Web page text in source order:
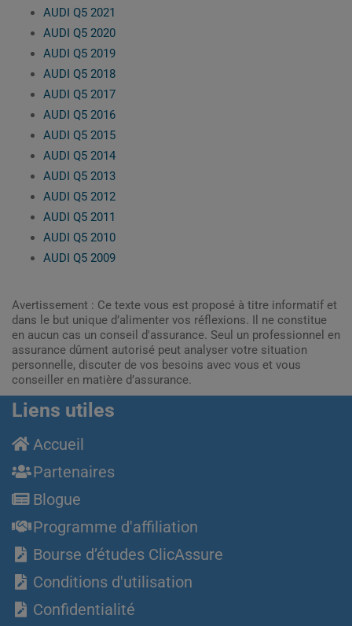
AUDI Q5 2021
AUDI Q5 2020
AUDI Q5 2019
AUDI Q5 2018
AUDI Q5 2017
AUDI Q5 2016
AUDI Q5 2015
AUDI Q5 2014
AUDI Q5 2013
AUDI Q5 2012
AUDI Q5 2011
AUDI Q5 2010
AUDI Q5 2009
Avertissement : Ce texte vous est proposé à titre informatif et
dans le but unique d’alimenter vos réflexions. Il ne constitue
en aucun cas un conseil d'assurance. Seul un professionnel en
assurance dûment autorisé peut analyser votre situation
personnelle, discuter de vos besoins avec vous et vous
conseiller en matière d’assurance.
Liens utiles
Accueil
Partenaires
Blogue
Programme d'affiliation
Bourse d’études ClicAssure
Conditions d'utilisation
Confidentialité